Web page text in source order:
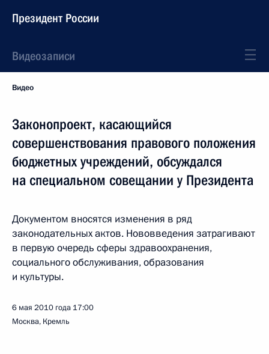
Президент России
Видеозаписи
Видео
Законопроект, касающийся
совершенствования правового положения
бюджетных учреждений, обсуждался
на специальном совещании у Президента
Документом вносятся изменения в ряд
законодательных актов. Нововведения затрагивают
в первую очередь сферы здравоохранения,
социального обслуживания, образования
и культуры.
6 мая 2010 года 17:00
Москва, Кремль